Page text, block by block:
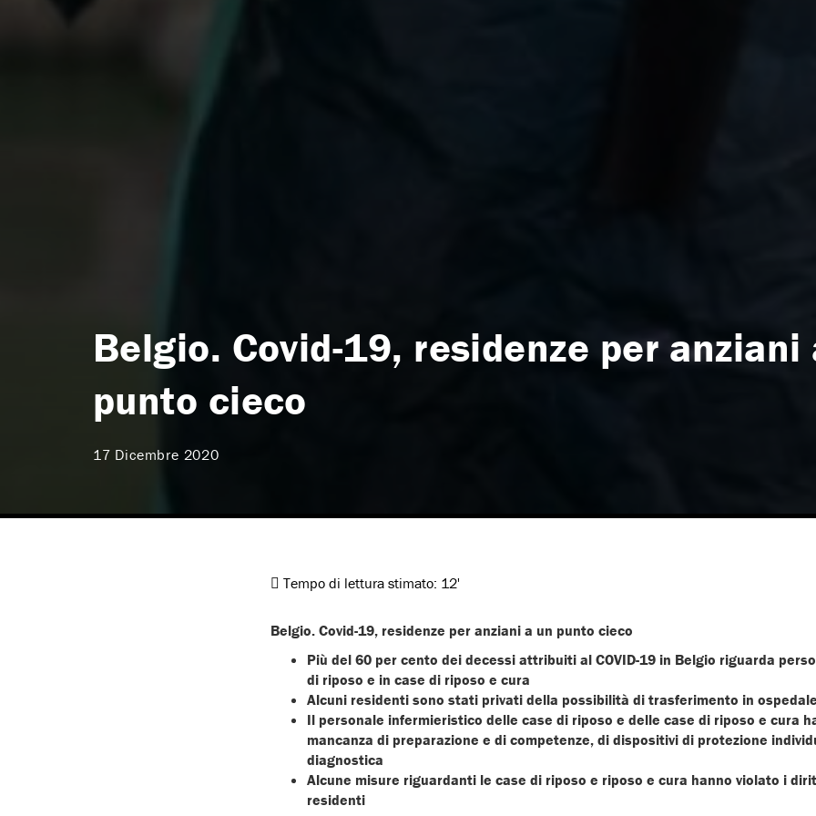
Belgio. Covid-19, residenze per anziani
punto cieco
17 Dicembre 2020
Tempo di lettura stimato: 12'
Belgio. Covid-19, residenze per anziani a un punto cieco
Più del 60 per cento dei decessi attribuiti al COVID-19 in Belgio riguarda
di riposo e in case di riposo e cura
Alcuni residenti sono stati privati della possibilità di trasferimento in
Il personale infermieristico delle case di riposo e delle case di riposo e cura
mancanza di preparazione e di competenze, di dispositivi di protezione
diagnostica
Alcune misure riguardanti le case di riposo e riposo e cura hanno violato i
residenti